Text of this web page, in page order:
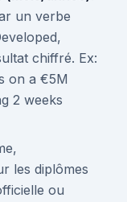
un verbe
chiffré. Ex:
on a €5M
2 weeks
les diplômes
ou